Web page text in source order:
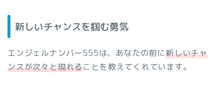
新しいチャンスを掴む勇気
エンジェルナンバー555は、あなたの前に新しいチャ
ンスが次々と現れることを教えてくれています。